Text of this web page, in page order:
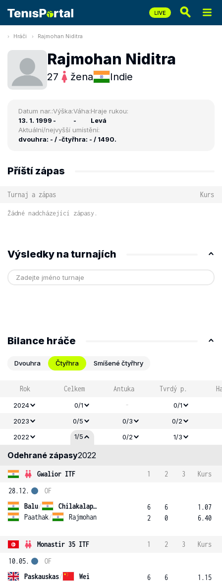
Hráči Rajmohan Niditra
Rajmohan Niditra
27 žena Indie
Datum nar.:
13. 1. 1999
Výška:
-
Váha:
-
Hraje rukou:
Levá
Aktuální/nejvyšší umístění:
dvouhra: - / -čtyřhra: - / 1490.
Příští zápas
Turnaj a zápas Kurs
Žádné nadcházející zápasy.
Výsledky na turnajích
Bilance hráče
Dvouhra Čtyřhra Smíšené čtyřhry
Rok Celkem Antuka Tvrdý p.
2024 0/1 -
0/1
2023
0/5 0/3
0/2
2022
1/5 0/2 1/3
Odehrané zápasy2022
Gwalior ITF 1 2 3
Kurs
28.12.
Balu/
Chilakalapudi
Paathak/ Rajmohan
OF
6
2
6
0
1.07
6.40
Monastir 35 ITF 1 2 3
Kurs
10.05.
Paskauskas/
Wei
OF
6
6
1.15